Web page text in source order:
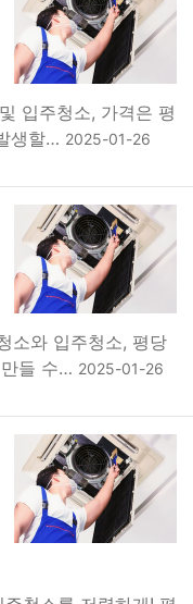
입주청소, 가격은 평
생할… 2025-01-26
소와 입주청소, 평당
들 수… 2025-01-26